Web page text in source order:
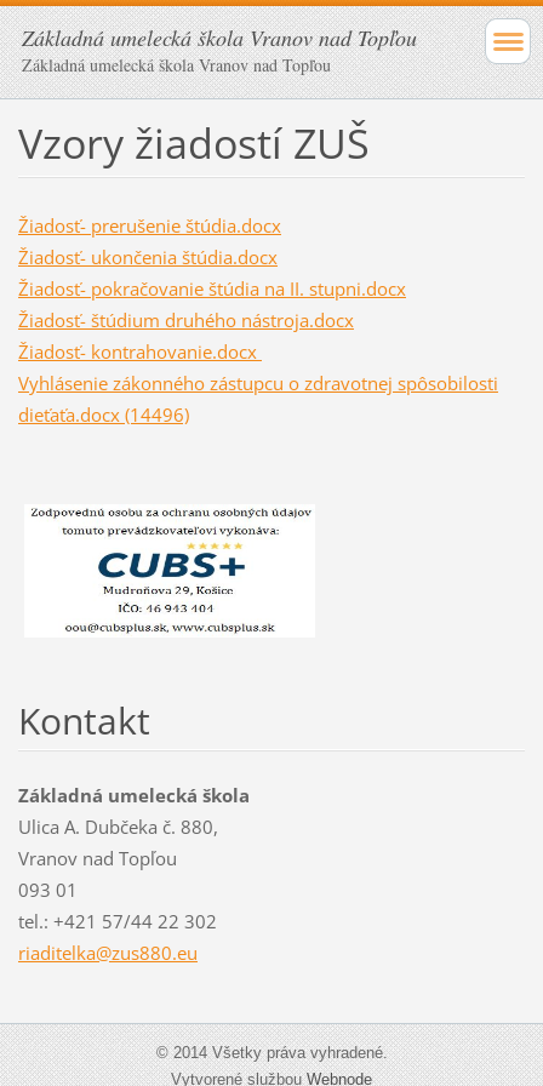
Základná umelecká škola Vranov nad Topľou
Základná umelecká škola Vranov nad Topľou
Vzory žiadostí ZUŠ
Žiadosť- prerušenie štúdia.docx
Žiadosť- ukončenia štúdia.docx
Žiadosť- pokračovanie štúdia na II. stupni.docx
Žiadosť- štúdium druhého nástroja.docx
Žiadosť- kontrahovanie.docx
Vyhlásenie zákonného zástupcu o zdravotnej spôsobilosti
dieťaťa.docx (14496)
Kontakt
Základná umelecká škola
Ulica A. Dubčeka č. 880,
Vranov nad Topľou
093 01
tel.: +421 57/44 22 302
riaditelka@zus880.eu
© 2014 Všetky práva vyhradené.
Vytvorené službouWebnode